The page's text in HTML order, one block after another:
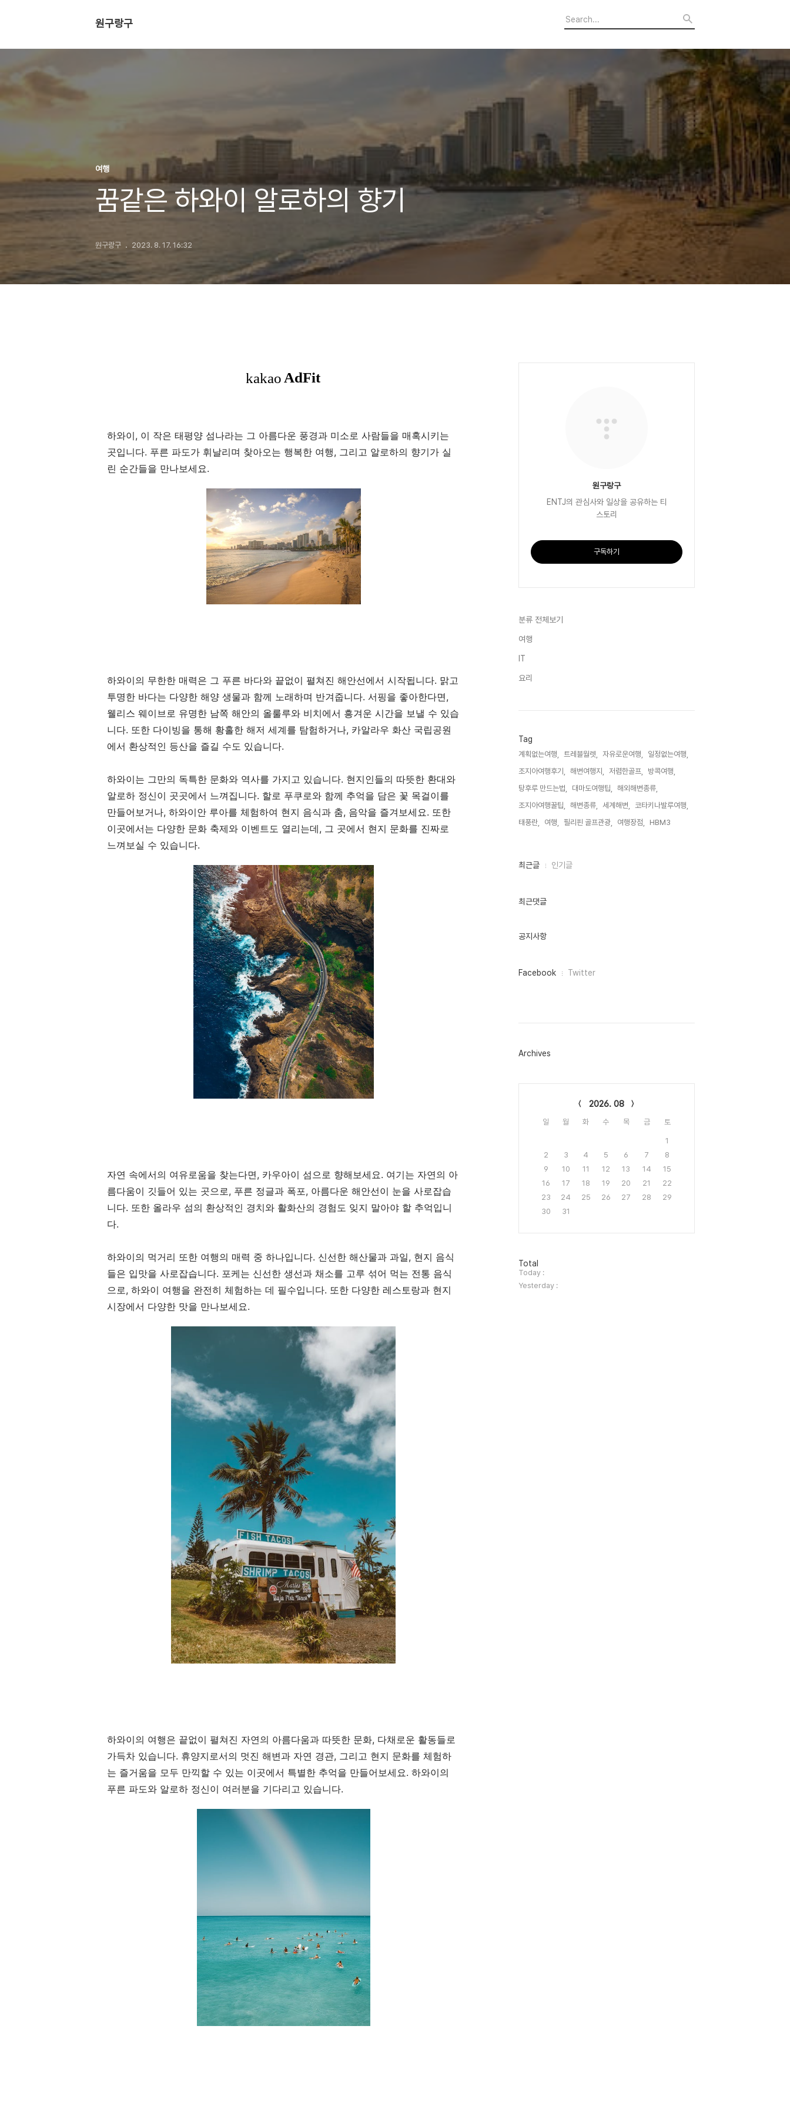
원구랑구
여행
꿈같은 하와이 알로하의 향기
원구랑구 2023. 8. 17. 16:32
하와이, 이 작은 태평양 섬나라는 그 아름다운 풍경과 미소로 사람들을 매혹시키는
곳입니다. 푸른 파도가 휘날리며 찾아오는 행복한 여행, 그리고 알로하의 향기가 실
린 순간들을 만나보세요.
하와이의 무한한 매력은 그 푸른 바다와 끝없이 펼쳐진 해안선에서 시작됩니다. 맑고
투명한 바다는 다양한 해양 생물과 함께 노래하며 반겨줍니다. 서핑을 좋아한다면,
웰리스 웨이브로 유명한 남쪽 해안의 올룰루와 비치에서 흥겨운 시간을 보낼 수 있습
니다. 또한 다이빙을 통해 황홀한 해저 세계를 탐험하거나, 카알라우 화산 국립공원
에서 환상적인 등산을 즐길 수도 있습니다.
하와이는 그만의 독특한 문화와 역사를 가지고 있습니다. 현지인들의 따뜻한 환대와
알로하 정신이 곳곳에서 느껴집니다. 할로 푸쿠로와 함께 추억을 담은 꽃 목걸이를
만들어보거나, 하와이안 루아를 체험하여 현지 음식과 춤, 음악을 즐겨보세요. 또한
이곳에서는 다양한 문화 축제와 이벤트도 열리는데, 그 곳에서 현지 문화를 진짜로
느껴보실 수 있습니다.
자연 속에서의 여유로움을 찾는다면, 카우아이 섬으로 향해보세요. 여기는 자연의 아
름다움이 깃들어 있는 곳으로, 푸른 정글과 폭포, 아름다운 해안선이 눈을 사로잡습
니다. 또한 올라우 섬의 환상적인 경치와 활화산의 경험도 잊지 말아야 할 추억입니
다.
하와이의 먹거리 또한 여행의 매력 중 하나입니다. 신선한 해산물과 과일, 현지 음식
들은 입맛을 사로잡습니다. 포케는 신선한 생선과 채소를 고루 섞어 먹는 전통 음식
으로, 하와이 여행을 완전히 체험하는 데 필수입니다. 또한 다양한 레스토랑과 현지
시장에서 다양한 맛을 만나보세요.
하와이의 여행은 끝없이 펼쳐진 자연의 아름다움과 따뜻한 문화, 다채로운 활동들로
가득차 있습니다. 휴양지로서의 멋진 해변과 자연 경관, 그리고 현지 문화를 체험하
는 즐거움을 모두 만끽할 수 있는 이곳에서 특별한 추억을 만들어보세요. 하와이의
푸른 파도와 알로하 정신이 여러분을 기다리고 있습니다.
원구랑구
ENTJ의 관심사와 일상을 공유하는 티
스토리
구독하기
분류 전체보기
여행
IT
요리
Tag
계획없는여행, 트레블월렛, 자유로운여행,
일정없는여행,
조지아여행후기,
해변여행지, 저렴한골프,
방콕여행,
탕후루 만드는법,
대마도여행팁,
해외해변종류,
조지아여행꿀팁,
해변종류, 세계해변,
코타키나발루여행,
태풍란,
여행, 필리핀 골프관광, 여행장점, HBM3,
최
인
최근글 인기글
최근댓글
공지사항
페
그
Facebook Twitter
Archives
2026. 08
일 월 화 수 목 금 토
1
2
3 4 5 6 7
8
9
10 11 12 13 14
15
16
17 18 19 20 21
22
23
24 25 26 27 28
29
30
31
방
문
자
수
Total
Today :
Yesterday :